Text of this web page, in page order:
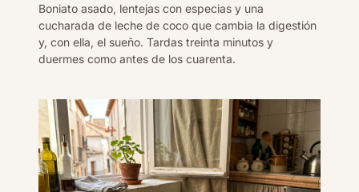
Boniato asado, lentejas con especias y una
cucharada de leche de coco que cambia la digestión
y, con ella, el sueño. Tardas treinta minutos y
duermes como antes de los cuarenta.